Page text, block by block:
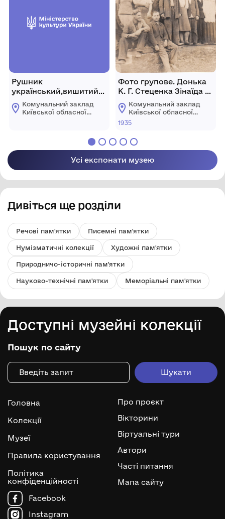
Рушник
український,вишитий
хрестиком
Комунальний заклад
Київської обласної
Фото групове. Донька
К. Г. Стеценка Зінаїда з
колегами
Комунальний заклад
Київської обласної
ради "Меморіальний
1935
Усі експонати музею
Дивіться ще розділи
Речові пам'ятки Писемні пам'ятки
Нумізматичні колекції Художні пам'ятки
Природничо-історичні пам'ятки
Науково-технічні пам'ятки Меморіальні пам'ятки
Доступні музейні колекції
Пошук по сайту
Головна
Колекції
Музеї
Правила користування
Політика
конфіденційності
Про проєкт
Вікторини
Віртуальні тури
Автори
Часті питання
Мапа сайту
Facebook
Instagram